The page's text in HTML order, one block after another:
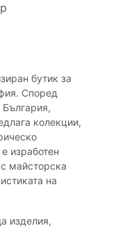
бутик за
Според
България,
колекции,
изработен
майсторска
на
изделия,